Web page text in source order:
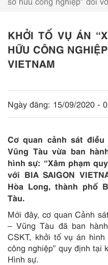
KHỞI TỐ VỤ ÁN
HỮU CÔNG
VIETNAM
Ngày đăng: 15/09/2020 -
Cơ quan cảnh sát
Vũng Tàu vừa ban
hình sự: “Xâm phạm
với BIA SAIGON
Hòa Long, thành phố
Tàu.
Mới đây, cơ quan Cảnh
– Vũng Tàu đã ban
CSKT, khởi tố vụ án
công nghiệp” quy định tại
Hình sự.